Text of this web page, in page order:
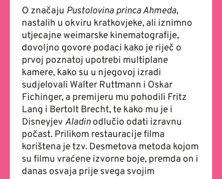
O značaju Pustolovina princa Ahmeda,
nastalih u okviru kratkovjeke, ali iznimno
utjecajne weimarske kinematografije,
dovoljno govore podaci kako je riječ o
prvoj poznatoj upotrebi multiplane
kamere, kako su u njegovoj izradi
sudjelovali Walter Ruttmann i Oskar
Fichinger, a premijeru mu pohodili Fritz
Lang i Bertolt Brecht, te kako mu je i
Disneyjev Aladin odlučio odati izravnu
počast. Prilikom restauracije filma
korištena je tzv. Desmetova metoda kojom
su filmu vraćene izvorne boje, premda on i
danas osvaja prije svega svojim